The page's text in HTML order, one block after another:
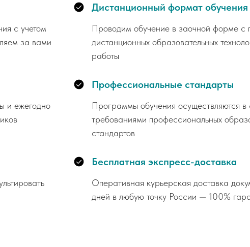
с учетом
за вами
Дистанционный формат обучения
Проводим обучение в заочной форме с
дистанционных образовательных
работы
и ежегодно
Профессиональные стандарты
Программы обучения осуществляются в
требованиями профессиональных
стандартов
Бесплатная экспресс-доставка
Оперативная курьерская доставка
дней в любую точку России — 100%